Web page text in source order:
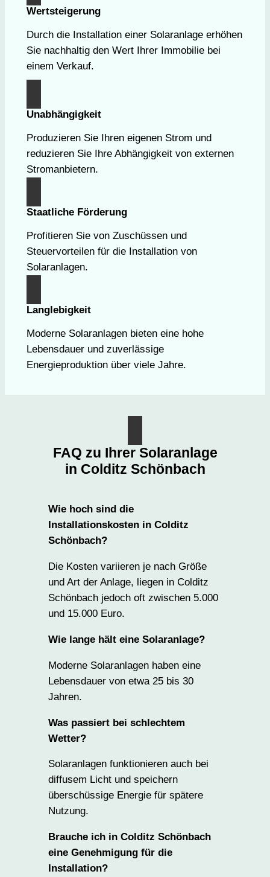
Wertsteigerung
Durch die Installation einer Solaranlage erhöhen
Sie nachhaltig den Wert Ihrer Immobilie bei
einem Verkauf.
Unabhängigkeit
Produzieren Sie Ihren eigenen Strom und
reduzieren Sie Ihre Abhängigkeit von externen
Stromanbietern.
Staatliche Förderung
Profitieren Sie von Zuschüssen und
Steuervorteilen für die Installation von
Solaranlagen.
Langlebigkeit
Moderne Solaranlagen bieten eine hohe
Lebensdauer und zuverlässige
Energieproduktion über viele Jahre.
FAQ zu Ihrer Solaranlage
in Colditz Schönbach
Wie hoch sind die
Installationskosten in Colditz
Schönbach?
Die Kosten variieren je nach Größe
und Art der Anlage, liegen in Colditz
Schönbach jedoch oft zwischen 5.000
und 15.000 Euro.
Wie lange hält eine Solaranlage?
Moderne Solaranlagen haben eine
Lebensdauer von etwa 25 bis 30
Jahren.
Was passiert bei schlechtem
Wetter?
Solaranlagen funktionieren auch bei
diffusem Licht und speichern
überschüssige Energie für spätere
Nutzung.
Brauche ich in Colditz Schönbach
eine Genehmigung für die
Installation?